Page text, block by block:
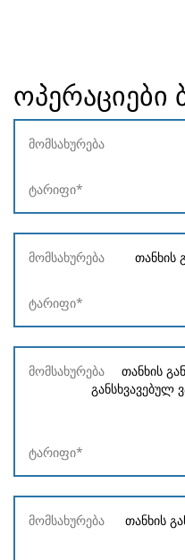
ოპერაციები
მომსახურება
ტარიფი*
თანხის
თანხის
განსხვავებულ
თანხის